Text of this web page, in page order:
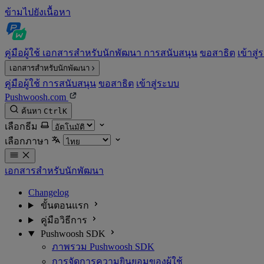
ข้ามไปยังเนื้อหา
คู่มือผู้ใช้ เอกสารสำหรับนักพัฒนา การสนับสนุน ขอสาธิต เข้าสู่
เอกสารสำหรับนักพัฒนา
คู่มือผู้ใช้ การสนับสนุน ขอสาธิต เข้าสู่ระบบ
Pushwoosh.com
ค้นหา CtrlK
เลือกธีม
เลือกภาษา
เอกสารสำหรับนักพัฒนา
Changelog
ขั้นตอนแรก
คู่มือวิธีการ
Pushwoosh SDK
ภาพรวม Pushwoosh SDK
การจัดการความยินยอมของผู้ใช้